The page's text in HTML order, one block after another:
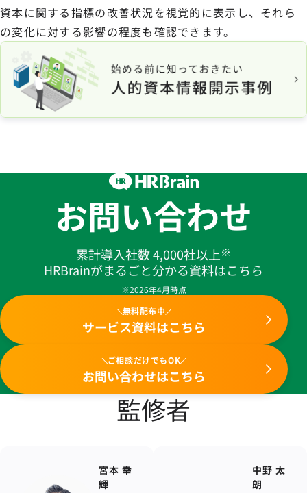
資本に関する指標の改善状況を視覚的に表示し、それら
の変化に対する影響の程度も確認できます。
お問い合わせ
累計導入社数 4,000社以上※
HRBrainがまるごと分かる資料はこちら
※2026年4月時点
無料配布中
サービス資料はこちら
ご相談だけでもOK
お問い合わせはこちら
監修者
宮本 幸
輝
中野 太
朗